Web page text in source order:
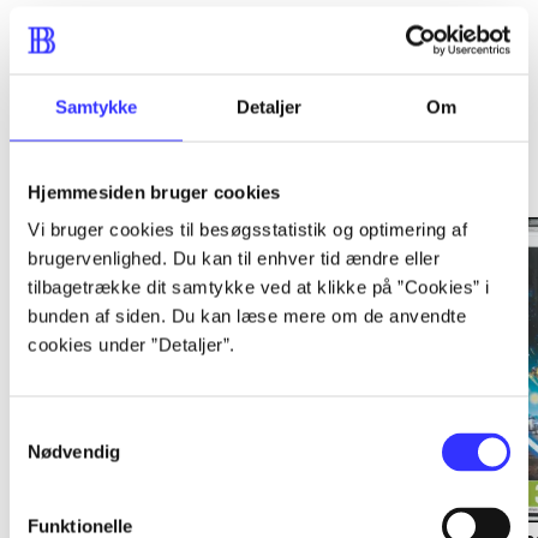
Samtykke Detaljer Om
Hjemmesiden bruger cookies
Vi bruger cookies til besøgsstatistik og optimering af
brugervenlighed. Du kan til enhver tid ændre eller
tilbagetrække dit samtykke ved at klikke på ”Cookies” i
bunden af siden. Du kan læse mere om de anvendte
cookies under ”Detaljer”.
Nødvendig
Funktionelle